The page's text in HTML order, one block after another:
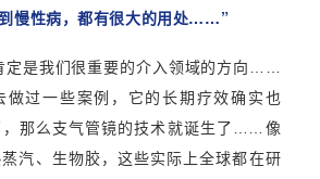
慢性病，都有很大的用处……”
定是我们很重要的介入领域的方向……
做过一些案例，它的长期疗效确实也
，那么支气管镜的技术就诞生了……像
汽、生物胶，这些实际上全球都在研